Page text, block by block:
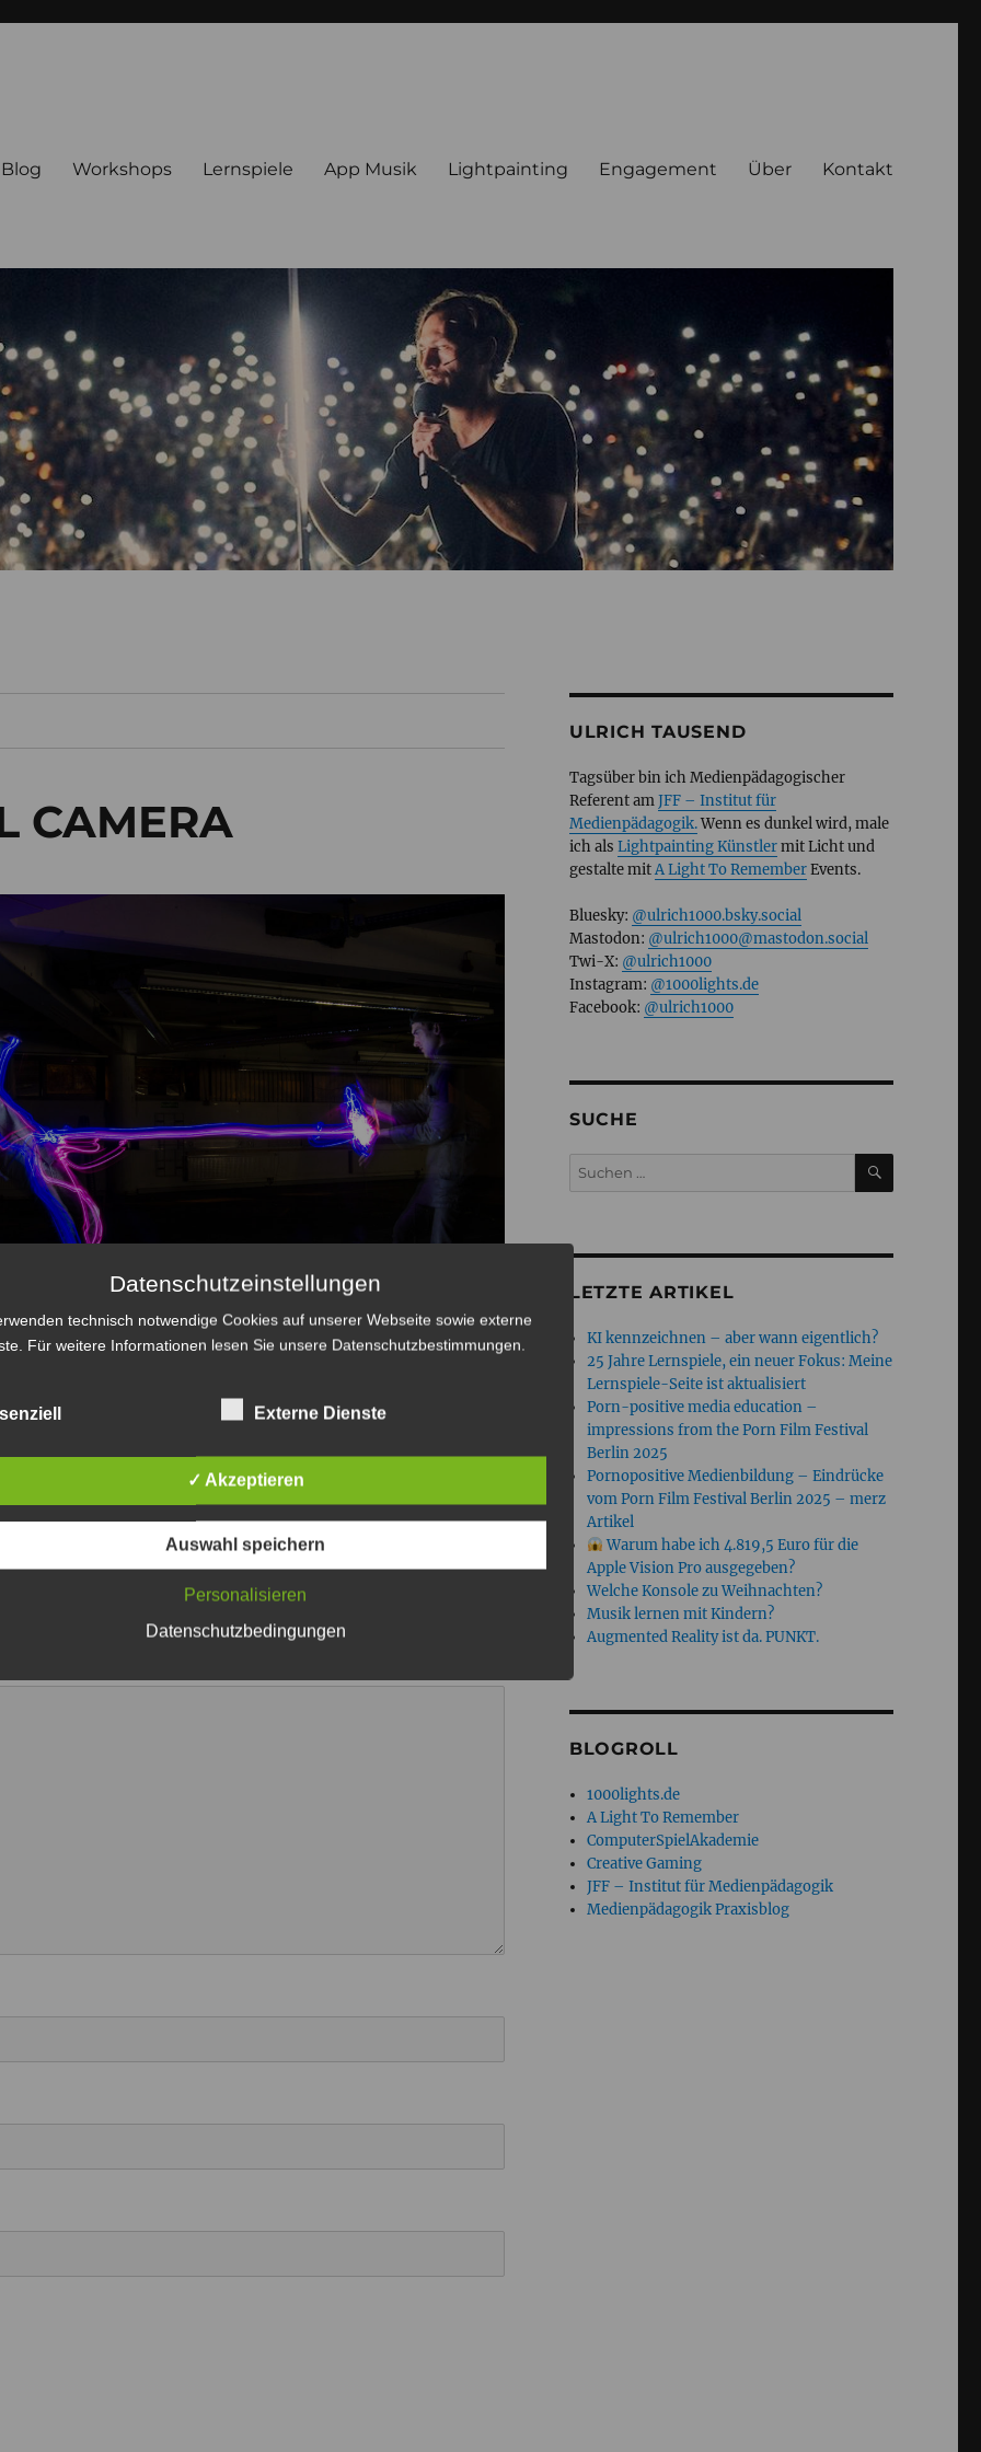
Blog Workshops Lernspiele App Musik Lightpainting Engagement Über Kontakt
CAMERA
ULRICH TAUSEND
Tagsüber bin ich Medienpädagogischer
Referent amJFF – Institut für
Medienpädagogik.Wenn es dunkel wird, male
ich als Lightpainting Künstlermit Licht und
gestalte mitA Light To RememberEvents.
Bluesky: @ulrich1000.bsky.social
Mastodon: @ulrich1000@mastodon.social
Twi-X: @ulrich1000
Instagram: @1000lights.de
Facebook: @ulrich1000
SUCHE
Suchen
nach:
SUCHEN
LETZTE ARTIKEL
KI kennzeichnen – aber wann eigentlich?
25 Jahre Lernspiele, ein neuer Fokus: Meine
Lernspiele-Seite ist aktualisiert
Porn-positive media education –
impressions from the Porn Film Festival
Berlin 2025
Pornopositive Medienbildung – Eindrücke
vom Porn Film Festival Berlin 2025 – merz
Artikel
Warum habe ich 4.819,5 Euro für die
Apple Vision Pro ausgegeben?
Welche Konsole zu Weihnachten?
Musik lernen mit Kindern?
Augmented Reality ist da. PUNKT.
BLOGROLL
1000lights.de
A Light To Remember
ComputerSpielAkademie
Creative Gaming
JFF – Institut für Medienpädagogik
Medienpädagogik Praxisblog
Datenschutzeinstellungen
technisch notwendige Cookies auf unserer Webseite sowie externe
Für weitere Informationen lesen Sie unsere Datenschutzbestimmungen.
Externe Dienste
✓ Akzeptieren
Auswahl speichern
Personalisieren
Datenschutzbedingungen